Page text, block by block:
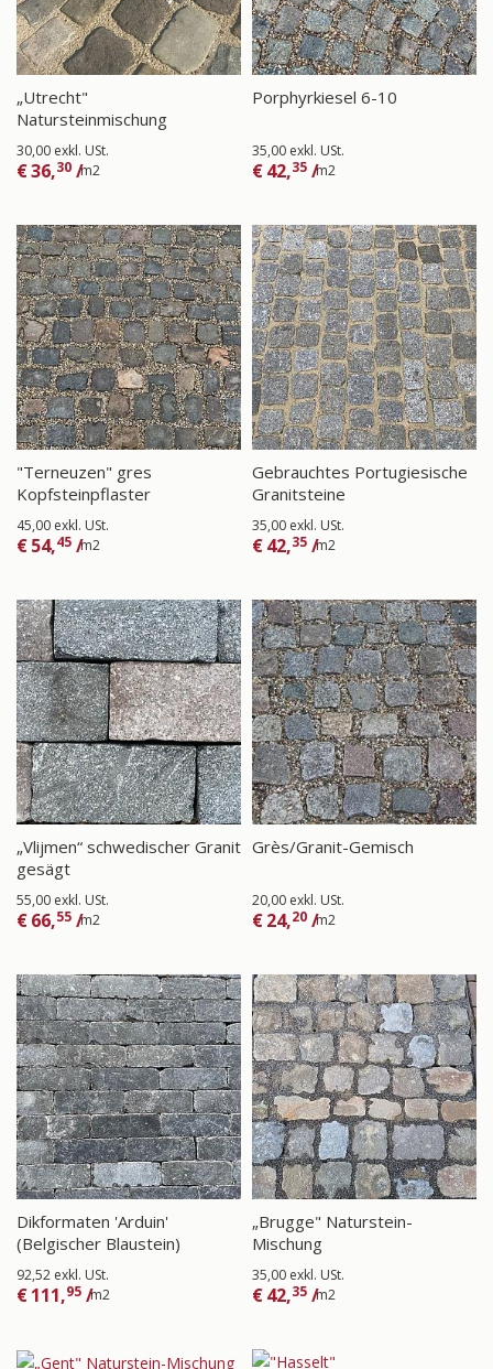
„Utrecht"
Natursteinmischung
30,00 exkl. USt.
€36,30 /m2
Porphyrkiesel 6-10
35,00 exkl. USt.
€42,35 /m2
"Terneuzen" gres
Kopfsteinpflaster
45,00 exkl. USt.
€54,45 /m2
Gebrauchtes Portugiesische
Granitsteine
35,00 exkl. USt.
€42,35 /m2
„Vlijmen“ schwedischer Granit
gesägt
55,00 exkl. USt.
€66,55 /m2
Grès/Granit-Gemisch
20,00 exkl. USt.
€24,20 /m2
Dikformaten 'Arduin'
(Belgischer Blaustein)
92,52 exkl. USt.
€111,95 /m2
„Brugge" Naturstein-
Mischung
35,00 exkl. USt.
€42,35 /m2